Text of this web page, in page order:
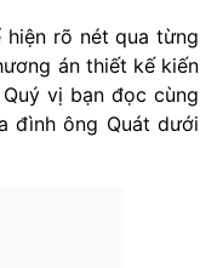
rõ nét qua từng
án thiết kế kiến
vị bạn đọc cùng
đình ông Quát dưới